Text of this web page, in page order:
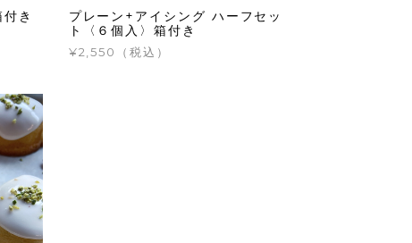
き
プレーン+アイシング ハーフセッ
ト〈６個入〉箱付き
¥2,550（税込）